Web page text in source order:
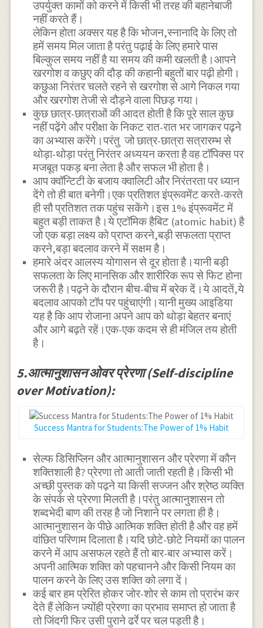
उपर्युक्त कामों को करने में किसी भी तरह की बहानेबाजी
नहीं करते हैं।
लेकिन होता अक्सर यह है कि भोजन,स्नानादि के लिए तो
हमें समय मिल जाता है परंतु पढ़ाई के लिए हमारे पास
बिल्कुल समय नहीं है या समय की कमी खलती है।आपने
खरगोश व कछुए की दौड़ की कहानी बहुतों बार पढ़ी होगी।
कछुआ निरंतर चलते रहने से खरगोश से आगे निकल गया
और खरगोश तेजी से दौड़ने वाला पिछड़ गया।
कुछ छात्र-छात्राओं की आदत होती है कि पूरे साल कुछ
नहीं पढ़ेंगे और परीक्षा के निकट रात-रात भर जागकर पढ़ने
का अभ्यास करेंगे।परंतु जो छात्र-छात्रा सत्रारम्भ से
थोड़ा-थोड़ा परंतु निरंतर अध्ययन करता है वह टॉपिक्स पर
मजबूत पकड़ बना लेता है और सफल भी होता है।
आप क्वॉन्टिटी के बजाय क्वालिटी और निरंतरता पर ध्यान
देंगे तो ही बात बनेगी।एक प्रतिशत इंप्रूवमेंट करते-करते
ही सौ प्रतिशत तक पहुंच सकेंगे।इस 1% इंप्रूवमेंट में
बहुत बड़ी ताकत है।ये एटॉमिक हैबिट (atomic habit) है
जो एक बड़ा लक्ष्य को प्राप्त करने,बड़ी सफलता प्राप्त
करने,बड़ा बदलाव करने में सक्षम है।
हमारे अंदर आलस्य योगासन से दूर होता है।यानी बड़ी
सफलता के लिए मानसिक और शारीरिक रूप से फिट होना
जरूरी है।पढ़ने के दौरान बीच-बीच में ब्रेक दें।ये आदतें,ये
बदलाव आपको टॉप पर पहुंचाएंगी।यानी मुख्य आइडिया
यह है कि आप रोजाना अपने आप को थोड़ा बेहतर बनाएं
और आगे बढ़ते रहें।एक-एक कदम से ही मंजिल तय होती
है।
5.आत्मानुशासन ओवर प्रेरणा (Self-discipline
over Motivation):
Success Mantra for Students:The Power of 1% Habit
सेल्फ डिसिप्लिन और आत्मानुशासन और प्रेरणा में कौन
शक्तिशाली है? प्रेरणा तो आती जाती रहती है।किसी भी
अच्छी पुस्तक को पढ़ने या किसी सज्जन और श्रेष्ठ व्यक्ति
के संपर्क से प्रेरणा मिलती है।परंतु आत्मानुशासन तो
शब्दभेदी बाण की तरह है जो निशाने पर लगता ही है।
आत्मानुशासन के पीछे आत्मिक शक्ति होती है और वह हमें
वांछित परिणाम दिलाता है।यदि छोटे-छोटे नियमों का पालन
करने में आप असफल रहते हैं तो बार-बार अभ्यास करें।
अपनी आत्मिक शक्ति को पहचानने और किसी नियम का
पालन करने के लिए उस शक्ति को लगा दें।
कई बार हम प्रेरित होकर जोर-शोर से काम तो प्रारंभ कर
देते हैं लेकिन ज्योंही प्रेरणा का प्रभाव समाप्त हो जाता है
तो जिंदगी फिर उसी पुराने ढर्रे पर चल पड़ती है।